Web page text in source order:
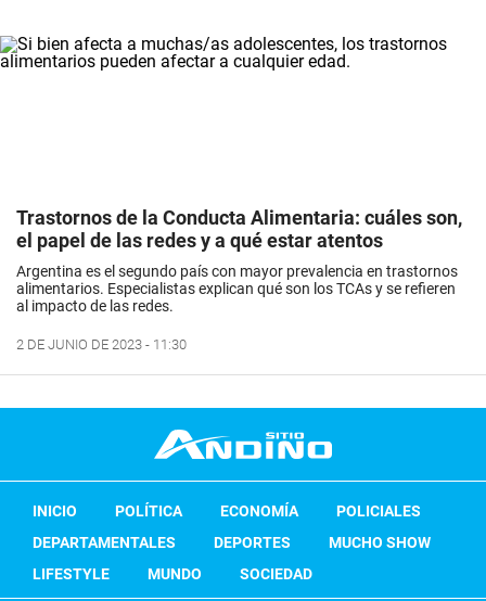
Trastornos de la Conducta Alimentaria: cuáles son,
el papel de las redes y a qué estar atentos
Argentina es el segundo país con mayor prevalencia en trastornos
alimentarios. Especialistas explican qué son los TCAs y se refieren
al impacto de las redes.
2 DE JUNIO DE 2023 - 11:30
INICIO POLÍTICA ECONOMÍA
POLICIALES
DEPARTAMENTALES
DEPORTES
MUCHO SHOW
LIFESTYLE
MUNDO SOCIEDAD